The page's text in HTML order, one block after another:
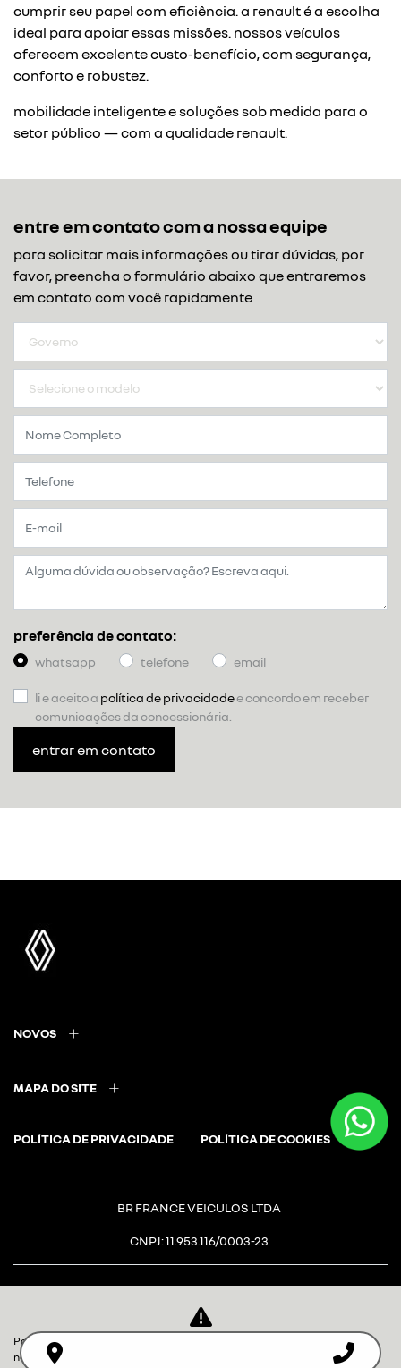
cumprir seu papel com eficiência. a renault é a escolha
ideal para apoiar essas missões. nossos veículos
oferecem excelente custo-benefício, com segurança,
conforto e robustez.
mobilidade inteligente e soluções sob medida para o
setor público — com a qualidade renault.
entre em contato com a nossa equipe
para solicitar mais informações ou tirar dúvidas, por
favor, preencha o formulário abaixo que entraremos
em contato com você rapidamente
preferência de contato:
whatsapp telefone email
li e aceito a política de privacidadee concordo em receber
comunicações da concessionária.
entrar em contato
NOVOS
MAPA DO SITE
POLÍTICA DE PRIVACIDADE POLÍTICA DE COOKIES
BR FRANCE VEICULOS LTDA
CNPJ: 11.953.116/0003-23
Desacelere. Seu bem maior é a
Para otimizar sua experiência durante a navegação, fazemos uso de
nossa política de cookies e para proteger seus dados pessoais